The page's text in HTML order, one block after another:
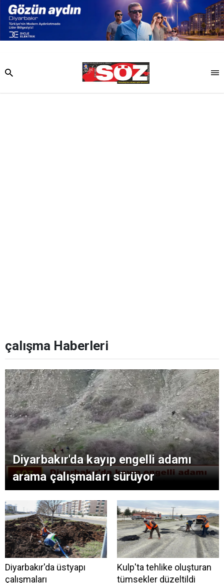
çalışma Haberleri
Diyarbakır'da kayıp engelli adamı
arama çalışmaları sürüyor
Diyarbakır'da üstyapı
çalışmaları
Kulp'ta tehlike oluşturan
tümsekler düzeltildi